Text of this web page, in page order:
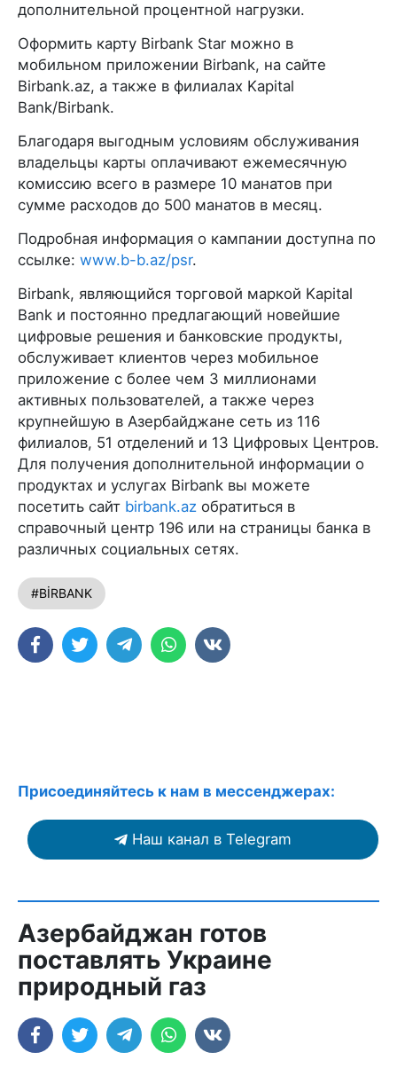
дополнительной процентной нагрузки.
Оформить карту Birbank Star можно в
мобильном приложении Birbank, на сайте
Birbank.az, а также в филиалах Kapital
Bank/Birbank.
Благодаря выгодным условиям обслуживания
владельцы карты оплачивают ежемесячную
комиссию всего в размере 10 манатов при
сумме расходов до 500 манатов в месяц.
Подробная информация о кампании доступна по
ссылке: www.b-b.az/psr.
Birbank, являющийся торговой маркой Kapital
Bank и постоянно предлагающий новейшие
цифровые решения и банковские продукты,
обслуживает клиентов через мобильное
приложение с более чем 3 миллионами
активных пользователей, а также через
крупнейшую в Азербайджане сеть из 116
филиалов, 51 отделений и 13 Цифровых Центров.
Для получения дополнительной информации о
продуктах и услугах Birbank вы можете
посетить сайт birbank.az обратиться в
справочный центр 196 или на страницы банка в
различных социальных сетях.
#BİRBANK
Присоединяйтесь к нам в мессенджерах:
Наш канал в Telegram
Азербайджан готов
поставлять Украине
природный газ